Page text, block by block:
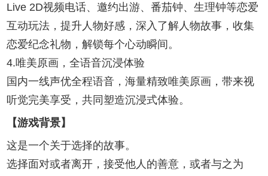
Live 2D视频电话、邀约出游、番茄钟、生理钟等恋爱
互动玩法，提升人物好感，深入了解人物故事，收集
恋爱纪念礼物，解锁每个心动瞬间。
4.唯美原画，全语音沉浸体验
国内一线声优全程语音，海量精致唯美原画，带来视
听觉完美享受，共同塑造沉浸式体验。
【游戏背景】
这是一个关于选择的故事。
选择面对或者离开，接受他人的善意，或者与之为